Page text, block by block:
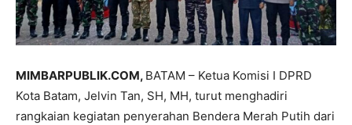
MIMBARPUBLIK.COM, BATAM – Ketua Komisi I DPRD
Kota Batam, Jelvin Tan, SH, MH, turut menghadiri
rangkaian kegiatan penyerahan Bendera Merah Putih dari